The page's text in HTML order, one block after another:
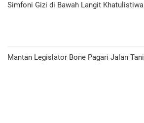
​Simfoni Gizi di Bawah Langit Khatulistiwa
Mantan Legislator Bone Pagari Jalan Tani